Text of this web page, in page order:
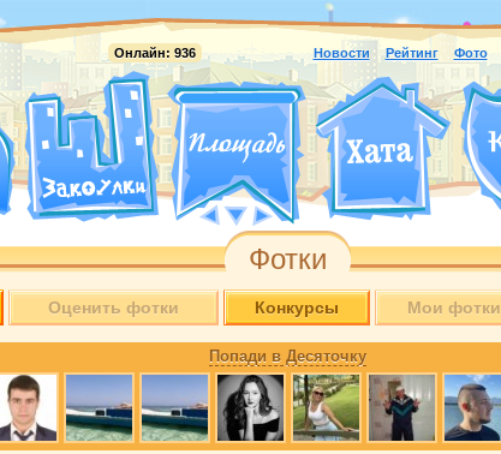
Онлайн: 936 Новости Рейтинг Фото
Фотки
Оценить фотки Конкурсы Мои фотки
Попади в Десяточку